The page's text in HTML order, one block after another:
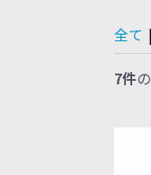
全て |
7件